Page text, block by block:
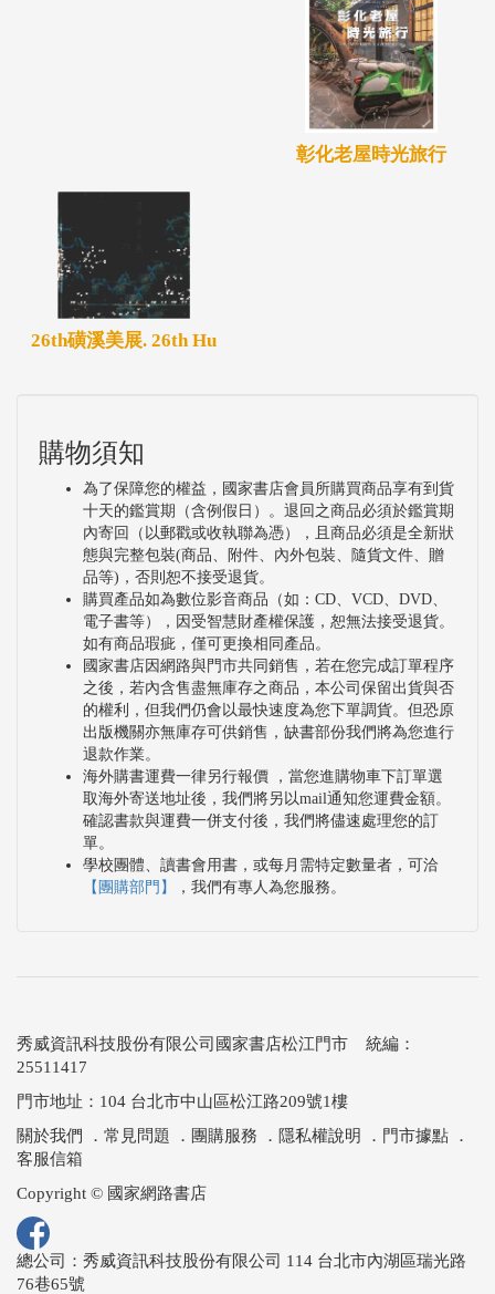
彰化老屋時光旅行
26th磺溪美展. 26th Hu
購物須知
為了保障您的權益，國家書店會員所購買商品享有到貨
十天的鑑賞期（含例假日）。退回之商品必須於鑑賞期
內寄回（以郵戳或收執聯為憑），且商品必須是全新狀
態與完整包裝(商品、附件、內外包裝、隨貨文件、贈
品等)，否則恕不接受退貨。
購買產品如為數位影音商品（如：CD、VCD、DVD、
電子書等），因受智慧財產權保護，恕無法接受退貨。
如有商品瑕疵，僅可更換相同產品。
國家書店因網路與門市共同銷售，若在您完成訂單程序
之後，若內含售盡無庫存之商品，本公司保留出貨與否
的權利，但我們仍會以最快速度為您下單調貨。但恐原
出版機關亦無庫存可供銷售，缺書部份我們將為您進行
退款作業。
海外購書運費一律另行報價 ，當您進購物車下訂單選
取海外寄送地址後，我們將另以mail通知您運費金額。
確認書款與運費一併支付後，我們將儘速處理您的訂
單。
學校團體、讀書會用書，或每月需特定數量者，可洽
【團購部門】
，我們有專人為您服務。
秀威資訊科技股份有限公司國家書店松江門市 統編：
25511417
門市地址：104 台北市中山區松江路209號1樓
關於我們 ． 常見問題 ． 團購服務 ． 隱私權說明 ． 門市據點 ．
客服信箱
Copyright © 國家網路書店
總公司：秀威資訊科技股份有限公司 114 台北市內湖區瑞光路
76巷65號